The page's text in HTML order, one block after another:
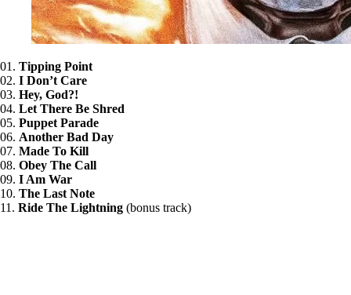
01. Tipping Point
02. I Don’t Care
03. Hey, God?!
04. Let There Be Shred
05. Puppet Parade
06. Another Bad Day
07. Made To Kill
08. Obey The Call
09. I Am War
10. The Last Note
11. Ride The Lightning (bonus track)